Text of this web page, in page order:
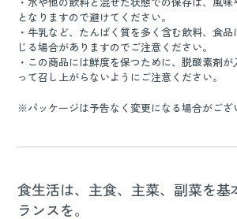
となりますので避けてください。
・牛乳など、たんぱく質を多く含む飲料、食
じる場合がありますのでご注意ください。
・この商品には鮮度を保つために、脱酸素剤
って召し上がらないようにご注意ください。
※パッケージは予告なく変更になる場合がござ
食生活は、主食、主菜、副菜を基
ランスを。